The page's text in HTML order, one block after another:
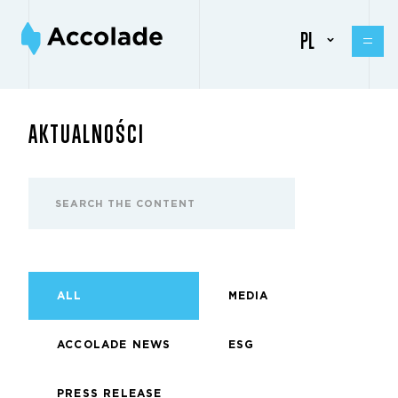
PL
AKTUALNOŚCI
ALL MEDIA
ACCOLADE NEWS ESG
PRESS RELEASE